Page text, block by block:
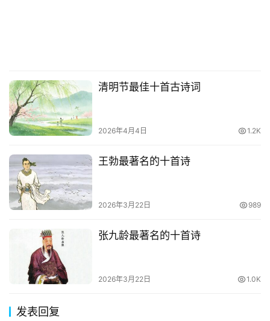
清明节最佳十首古诗词
2026年4月4日 1.2K
王勃最著名的十首诗
2026年3月22日 989
张九龄最著名的十首诗
2026年3月22日 1.0K
发表回复